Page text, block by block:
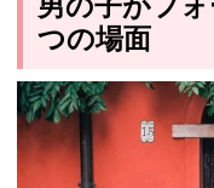
つの場面